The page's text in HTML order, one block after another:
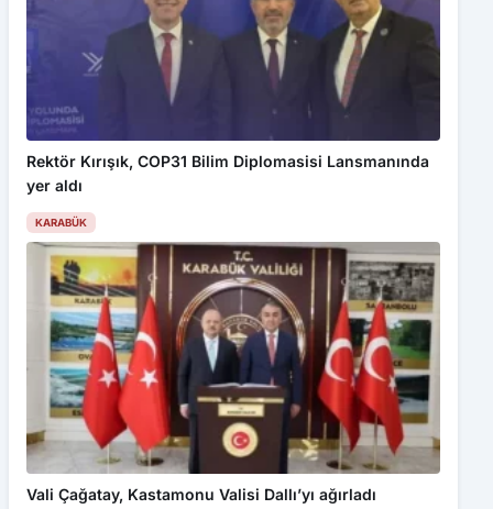
Rektör Kırışık, COP31 Bilim Diplomasisi Lansmanında
yer aldı
KARABÜK
Vali Çağatay, Kastamonu Valisi Dallı’yı ağırladı